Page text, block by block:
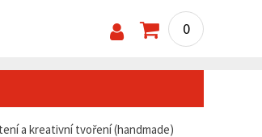
0
a kreativní tvoření (handmade)